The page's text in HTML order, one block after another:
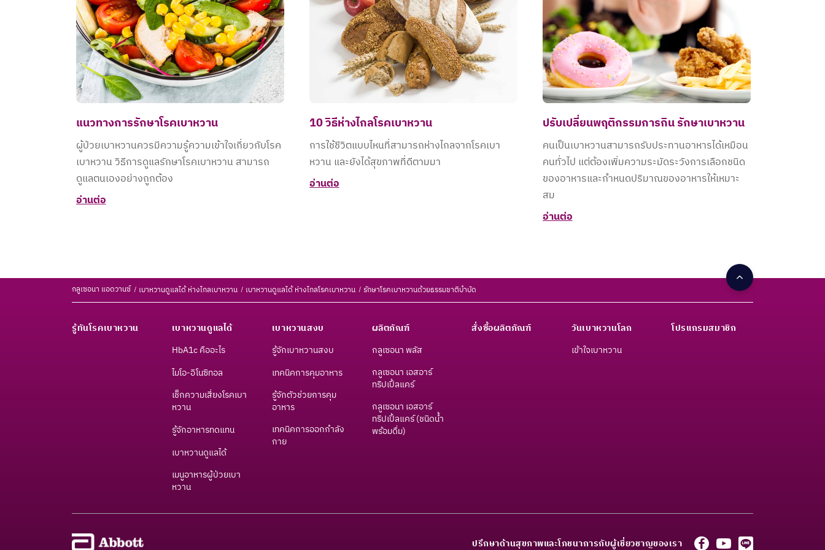
แนวทางการรักษาโรคเบาหวาน
ผู้ป่วยเบาหวานควรมีความรู้ความเข้าใจเกี่ยวกับโรค
เบาหวาน วิธีการดูแลรักษาโรคเบาหวาน สามารถ
ดูแลตนเองอย่างถูกต้อง
อ่านต่อ
10 วิธีห่างไกลโรคเบาหวาน
การใช้ชีวิตแบบไหนที่สามารถห่างไกลจากโรคเบา
หวาน และยังได้สุขภาพที่ดีตามมา
อ่านต่อ
ปรับเปลี่ยนพฤติกรรมการกิน รักษาเบาหวาน
คนเป็นเบาหวานสามารถรับประทานอาหารได้เหมือน
คนทั่วไป แต่ต้องเพิ่มความระมัดระวังการเลือกชนิด
ของอาหารและกำหนดปริมาณของอาหารให้เหมาะ
สม
อ่านต่อ
กลูเซอนา แอดวานซ์ เบาหวานดูแลได้ ห่างไกลเบาหวาน เบาหวานดูแลได้ ห่างไกลโรคเบาหวาน รักษาโรคเบาหวานด้วยธรรมชาติบำบัด
รู้ทันโรคเบาหวาน
เบาหวานดูแลได้
HbA1c คืออะไร
ไมโอ-อิโนซิทอล
เช็กความเสี่ยงโรคเบา
หวาน​
รู้จักอาหารทดแทน
เบาหวานดูแลได้
เมนูอาหารผู้ป่วยเบา
หวาน
เบาหวานสงบ
รู้จักเบาหวานสงบ
เทคนิคการคุมอาหาร
รู้จักตัวช่วยการคุม
อาหาร
เทคนิคการออกกำลัง
กาย
ผลิตภัณฑ์
กลูเซอนา พลัส
กลูเซอนา เอสอาร์
ทริปเปิ้ลแคร์
กลูเซอนา เอสอาร์
ทริปเปิ้ลแคร์ (ชนิดน้ำ
พร้อมดื่ม)
สั่งซื้อผลิตภัณฑ์
วันเบาหวานโลก
เข้าใจเบาหวาน
โปรแกรมสมาชิก
ปรึกษาด้านสุขภาพและโภชนาการกับผู้เชี่ยวชาญของเรา